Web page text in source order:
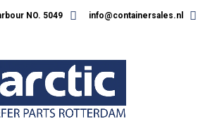
NO. 5049 info@containersales.nl